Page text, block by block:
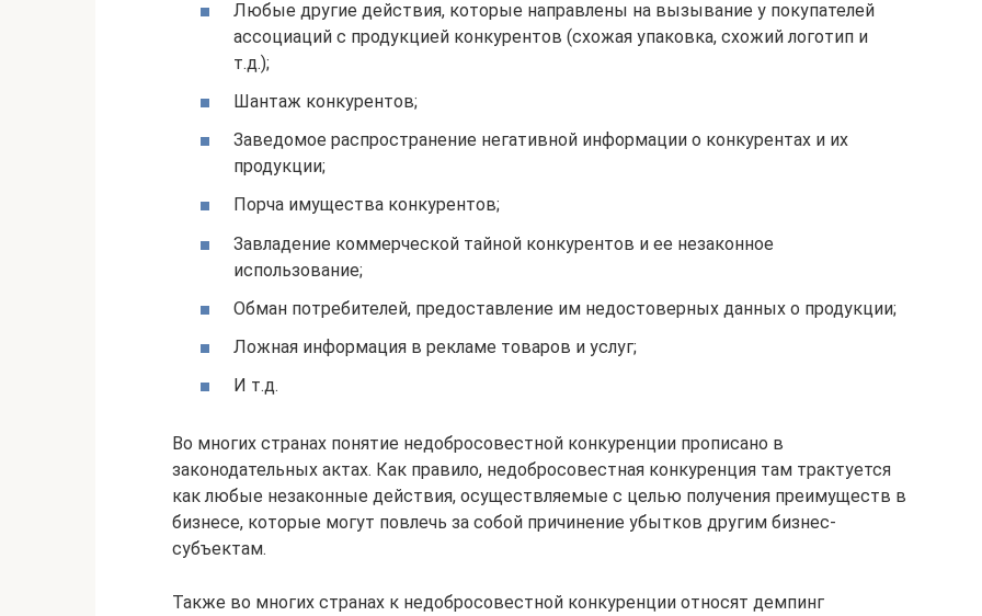
Любые другие действия, которые направлены на вызывание у покупателей
ассоциаций с продукцией конкурентов (схожая упаковка, схожий логотип и
т.д.);
Шантаж конкурентов;
Заведомое распространение негативной информации о конкурентах и их
продукции;
Порча имущества конкурентов;
Завладение коммерческой тайной конкурентов и ее незаконное
использование;
Обман потребителей, предоставление им недостоверных данных о продукции;
Ложная информация в рекламе товаров и услуг;
И т.д.
Во многих странах понятие недобросовестной конкуренции прописано в
законодательных актах. Как правило, недобросовестная конкуренция там трактуется
как любые незаконные действия, осуществляемые с целью получения преимуществ в
бизнесе, которые могут повлечь за собой причинение убытков другим бизнес-
субъектам.
Также во многих странах к недобросовестной конкуренции относят демпинг